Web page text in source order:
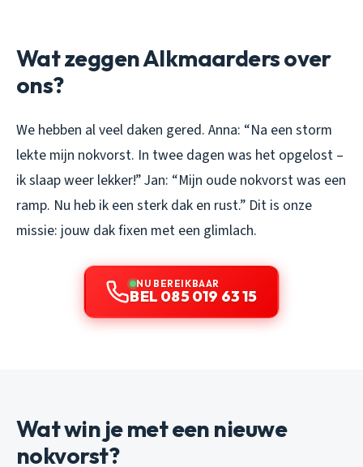
Wat zeggen Alkmaarders over
ons?
We hebben al veel daken gered. Anna: “Na een storm
lekte mijn nokvorst. In twee dagen was het opgelost –
ik slaap weer lekker!”Jan: “Mijn oude nokvorst was een
ramp. Nu heb ik een sterk dak en rust.” Dit is onze
missie: jouw dak fixen met een glimlach.
NU BEREIKBAAR
BEL 085 019 63 15
Wat win je met een nieuwe
nokvorst?